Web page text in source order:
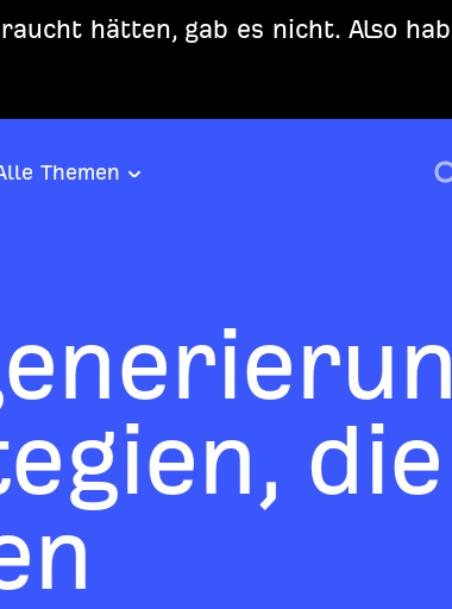
hätten, gab es nicht. Also
Themen
die